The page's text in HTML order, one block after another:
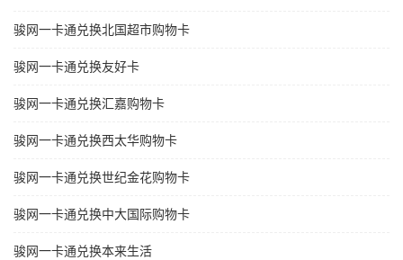
骏网一卡通兑换北国超市购物卡
骏网一卡通兑换友好卡
骏网一卡通兑换汇嘉购物卡
骏网一卡通兑换西太华购物卡
骏网一卡通兑换世纪金花购物卡
骏网一卡通兑换中大国际购物卡
骏网一卡通兑换本来生活